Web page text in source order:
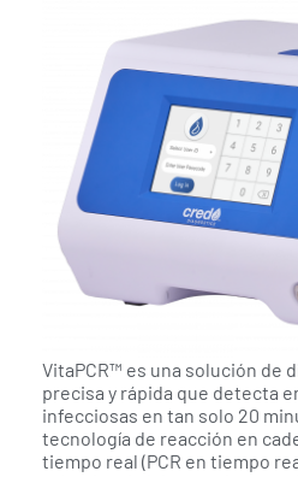
VitaPCR™ es una solución de
precisa y rápida que detecta
infecciosas en tan solo 20
tecnología de reacción en
tiempo real (PCR en tiempo